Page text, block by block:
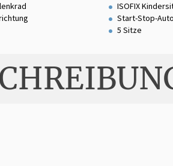
ISOFIX
Start-Stop-
5 Sitze